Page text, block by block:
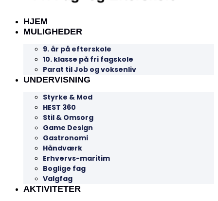
HJEM
MULIGHEDER
9. år på efterskole
10. klasse på fri fagskole
Parat til Job og voksenliv
UNDERVISNING
Styrke & Mod
HEST 360
Stil & Omsorg
Game Design
Gastronomi
Håndværk
Erhvervs-maritim
Boglige fag
Valgfag
AKTIVITETER